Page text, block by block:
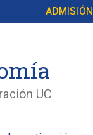
ADMISIÓN
UC